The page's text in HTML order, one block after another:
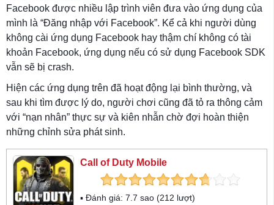
Facebook được nhiều lập trình viên đưa vào ứng dụng của
mình là “Đăng nhập với Facebook”. Kể cả khi người dùng
không cài ứng dụng Facebook hay thậm chí không có tài
khoản Facebook, ứng dụng nếu có sử dụng Facebook SDK
vẫn sẽ bị crash.
Hiện các ứng dụng trên đã hoạt động lại bình thường, và
sau khi tìm được lý do, người chơi cũng đã tỏ ra thông cảm
với “nạn nhân” thực sự và kiên nhẫn chờ đợi hoàn thiện
những chỉnh sửa phát sinh.
Call of Duty Mobile
▪ Đánh giá: 7.7 sao (212 lượt)